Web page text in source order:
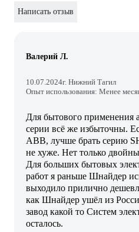
Написать отзыв
Валерий Л.
10.07.2024г. Нижний Тагил
Опыт использования: Менее
Для бытового применения
серии всё же избыточны.
АВВ, лучше брать серию
не хуже. Нет только
Для больших бытовых
работ я раньше Шнайдер
выходило прилично
как Шнайдер ушёл из
завод какой то Систем
осталось.